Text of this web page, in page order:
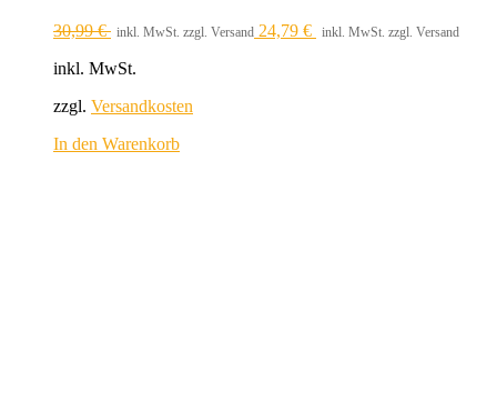
30,99€ inkl. MwSt. zzgl. Versand 24,79 € inkl. MwSt. zzgl. Versand
inkl. MwSt.
zzgl. Versandkosten
In den Warenkorb